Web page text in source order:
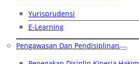
Yurisprudensi
E-Learning
Pengawasan Dan Pendisiplinan